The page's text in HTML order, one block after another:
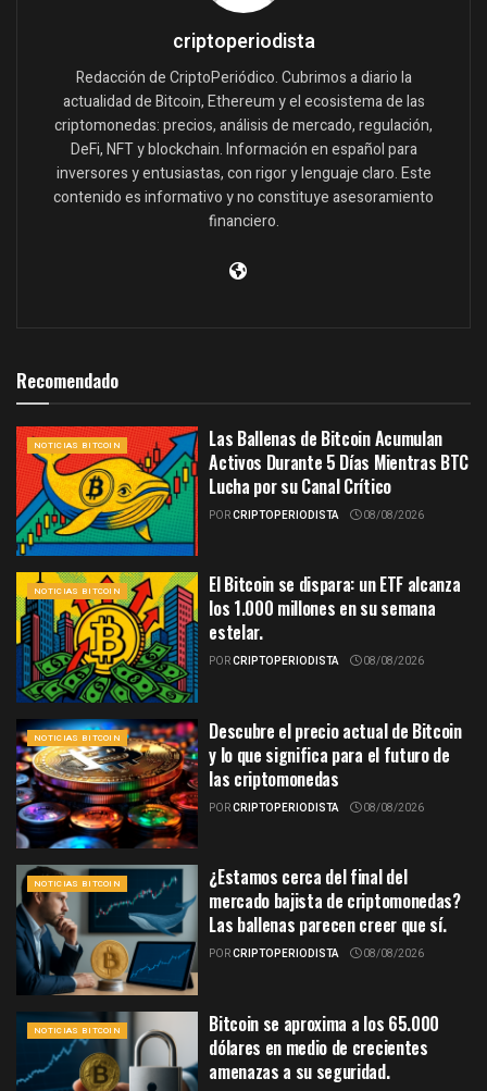
criptoperiodista
Redacción de CriptoPeriódico. Cubrimos a diario la
actualidad de Bitcoin, Ethereum y el ecosistema de las
criptomonedas: precios, análisis de mercado, regulación,
DeFi, NFT y blockchain. Información en español para
inversores y entusiastas, con rigor y lenguaje claro. Este
contenido es informativo y no constituye asesoramiento
financiero.
Recomendado
NOTICIAS BITCOIN
Las Ballenas de Bitcoin Acumulan
Activos Durante 5 Días Mientras BTC
Lucha por su Canal Crítico
PORCRIPTOPERIODISTA 08/08/2026
NOTICIAS BITCOIN
El Bitcoin se dispara: un ETF alcanza
los 1.000 millones en su semana
estelar.
PORCRIPTOPERIODISTA 08/08/2026
NOTICIAS BITCOIN
Descubre el precio actual de Bitcoin
y lo que significa para el futuro de
las criptomonedas
PORCRIPTOPERIODISTA 08/08/2026
NOTICIAS BITCOIN
¿Estamos cerca del final del
mercado bajista de criptomonedas?
Las ballenas parecen creer que sí.
PORCRIPTOPERIODISTA 08/08/2026
NOTICIAS BITCOIN
Bitcoin se aproxima a los 65.000
dólares en medio de crecientes
amenazas a su seguridad.